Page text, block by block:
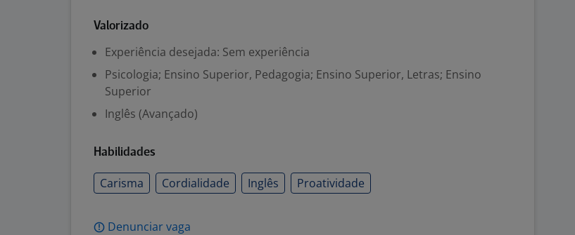
Valorizado
Experiência desejada: Sem experiência
Psicologia; Ensino Superior, Pedagogia; Ensino Superior, Letras; Ensino
Superior
Inglês (Avançado)
Habilidades
Carisma Cordialidade Inglês Proatividade
Denunciar vaga